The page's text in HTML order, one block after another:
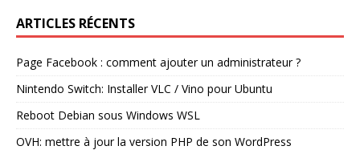
ARTICLES RÉCENTS
Page Facebook : comment ajouter un administrateur ?
Nintendo Switch: Installer VLC / Vino pour Ubuntu
Reboot Debian sous Windows WSL
OVH: mettre à jour la version PHP de son WordPress